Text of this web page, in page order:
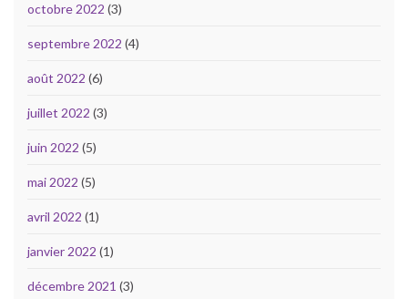
octobre 2022 (3)
septembre 2022 (4)
août 2022 (6)
juillet 2022 (3)
juin 2022 (5)
mai 2022 (5)
avril 2022 (1)
janvier 2022 (1)
décembre 2021 (3)